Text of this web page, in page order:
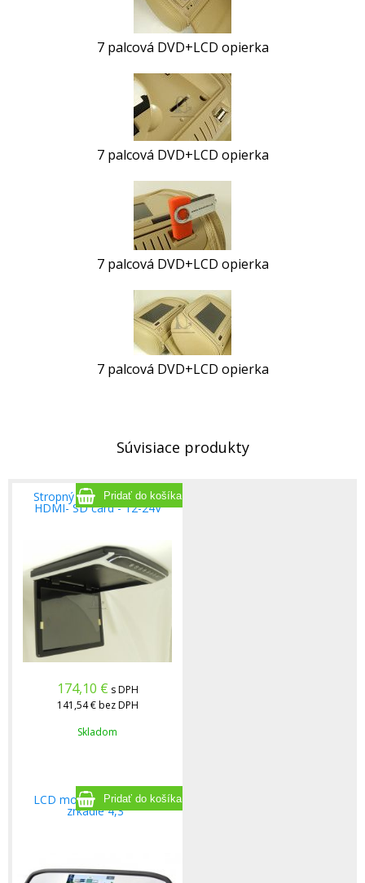
7 palcová DVD+LCD opierka
7 palcová DVD+LCD opierka
7 palcová DVD+LCD opierka
7 palcová DVD+LCD opierka
Súvisiace produkty
Stropný monitor 12.1 " s
HDMI- SD card - 12-24V
174,10 € s DPH
141,54 € bez DPH
Skladom
LCD monitor v spätnom
zrkadle 4,3"